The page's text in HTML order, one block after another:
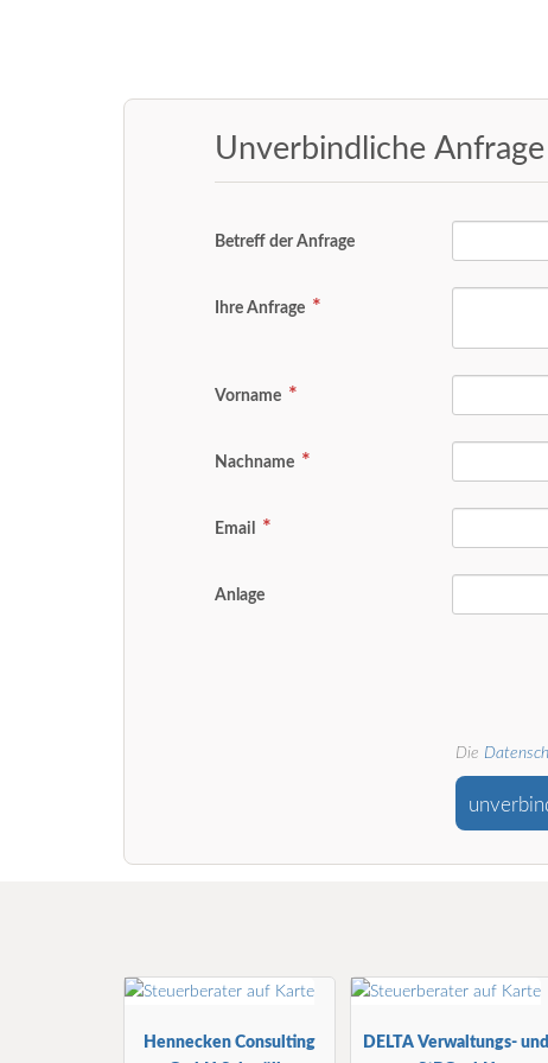
Unverbindliche Anfrage
Betreff der Anfrage
Ihre Anfrage
Vorname
Nachname
Email
Anlage
Die
Hennecken Consulting
DELTA Verwaltungs- und